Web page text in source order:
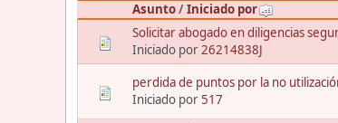
Asunto/Iniciado por
Solicitar abogado en diligencias
Iniciado por26214838J
perdida de puntos por la no
Iniciado por517